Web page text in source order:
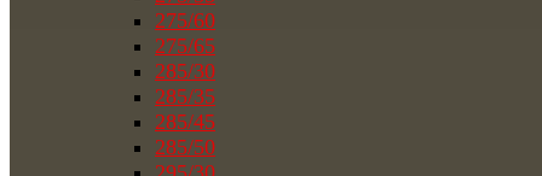
275/60
275/65
285/30
285/35
285/45
285/50